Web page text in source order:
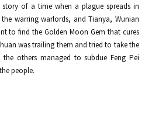
of a time when a plague spreads in
warring warlords, and Tianya, Wunian
to find the Golden Moon Gem that cures
was trailing them and tried to take the
others managed to subdue Feng Pei
people.